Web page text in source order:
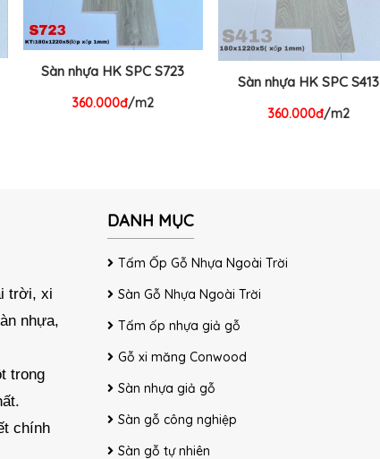
Sàn nhựa HK SPC S723
360.000đ/m2
Sàn nhựa HK SPC S413
360.000đ/m2
trời, xi
nhựa,
trong
chính
DANH MỤC
Tấm Ốp Gỗ Nhựa Ngoài Trời
Sàn Gỗ Nhựa Ngoài Trời
Tấm ốp nhựa giả gỗ
Gỗ xi măng Conwood
Sàn nhựa giả gỗ
Sàn gỗ công nghiệp
Sàn gỗ tự nhiên